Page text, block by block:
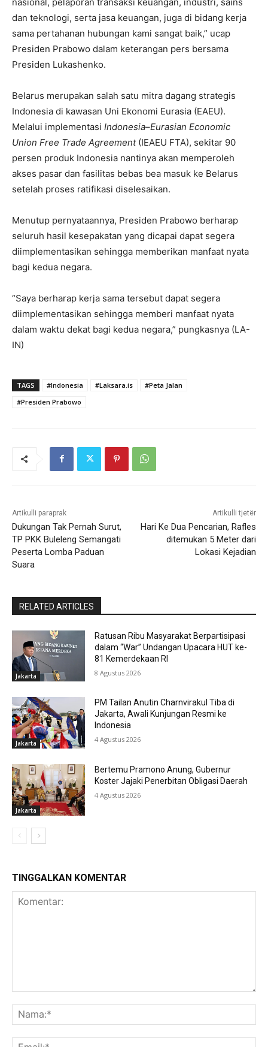
dan teknologi, serta jasa keuangan, juga di bidang kerja
sama pertahanan hubungan kami sangat baik,” ucap
Presiden Prabowo dalam keterangan pers bersama
Presiden Lukashenko.
Belarus merupakan salah satu mitra dagang strategis
Indonesia di kawasan Uni Ekonomi Eurasia (EAEU).
Melalui implementasi Indonesia–Eurasian Economic
Union Free Trade Agreement(IEAEU FTA), sekitar 90
persen produk Indonesia nantinya akan memperoleh
akses pasar dan fasilitas bebas bea masuk ke Belarus
setelah proses ratifikasi diselesaikan.
Menutup pernyataannya, Presiden Prabowo berharap
seluruh hasil kesepakatan yang dicapai dapat segera
diimplementasikan sehingga memberikan manfaat nyata
bagi kedua negara.
“Saya berharap kerja sama tersebut dapat segera
diimplementasikan sehingga memberi manfaat nyata
dalam waktu dekat bagi kedua negara,” pungkasnya (LA-
IN)
TAGS #Indonesia #Laksara.is
#Peta Jalan
#Presiden Prabowo
Artikulli paraprak
Dukungan Tak Pernah Surut,
TP PKK Buleleng Semangati
Peserta Lomba Paduan
Suara
Artikulli tjetër
Hari Ke Dua Pencarian, Rafles
ditemukan 5 Meter dari
Lokasi Kejadian
RELATED ARTICLES
Jakarta
Ratusan Ribu Masyarakat Berpartisipasi
dalam “War” Undangan Upacara HUT ke-
81 Kemerdekaan RI
8 Agustus 2026
Jakarta
PM Tailan Anutin Charnvirakul Tiba di
Jakarta, Awali Kunjungan Resmi ke
Indonesia
4 Agustus 2026
Jakarta
Bertemu Pramono Anung, Gubernur
Koster Jajaki Penerbitan Obligasi Daerah
4 Agustus 2026
TINGGALKAN KOMENTAR